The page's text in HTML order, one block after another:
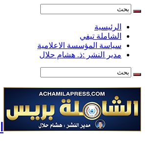
الرئيسية
الشاملة تيفي
سياسة المؤسسة الاعلامية
مدير النشر :ذ. هشام حلال